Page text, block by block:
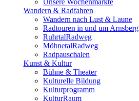
Unsere Wochenmärkte
Wandern & Radfahren
Wandern nach Lust & Laune
Radtouren in und um Arnsberg
RuhrtalRadweg
MöhnetalRadweg
Radpauschalen
Kunst & Kultur
Bühne & Theater
Kulturelle Bildung
Kulturprogramm
KulturRaum